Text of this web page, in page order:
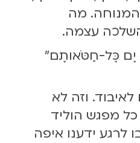
מה
עצמה.
יָם כָּל-חַטֹּאותָם"
וזה לא
כל מפגש הוליד
ידענו איפה